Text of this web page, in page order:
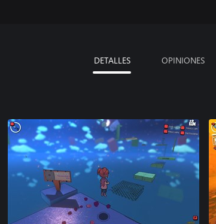
DETALLES OPINIONES